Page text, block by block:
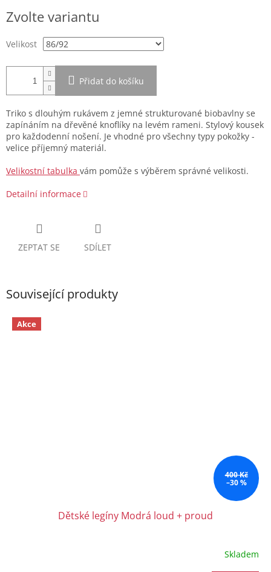
cena:
Zvolte variantu
Velikost
Přidat do košíku
Triko s dlouhým rukávem z jemné strukturované biobavlny se
zapínáním na dřevěné knoflíky na levém rameni. Stylový kousek
pro každodenní nošení. Je vhodné pro všechny typy pokožky -
velice příjemný materiál.
Velikostní tabulka vám pomůže s výběrem správné velikosti.
Detailní informace
ZEPTAT SE SDÍLET
Související produkty
Akce
400 Kč
–30 %
Dětské legíny Modrá loud + proud
Skladem